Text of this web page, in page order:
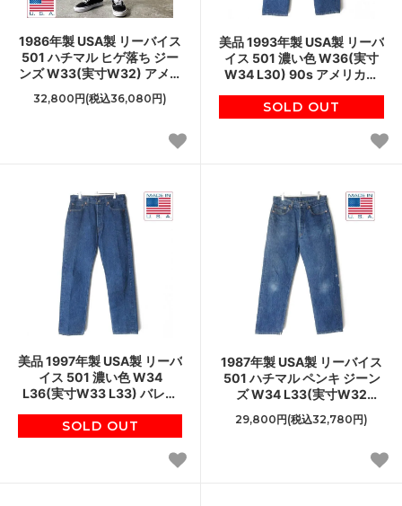
1986年製 USA製 リーバイス
501 ハチマル ヒゲ落ち ジー
ンズ W33(実寸W32) アメリ
カ製 80s ジーパン ビンテー
ジ D154
32,800円(税込36,080円)
美品 1993年製 USA製 リーバ
イス 501 濃い色 W36(実寸
W34 L30) 90s アメリカ製
D154
SOLD OUT
美品 1997年製 USA製 リーバ
イス 501 濃い色 W34
L36(実寸W33 L33) バレン
リカ製 ビンテージ D154
SOLD OUT
1987年製 USA製 リーバイス
501 ハチマル ペンキ ジーン
ズ W34 L33(実寸W32
L29.5) 濃い色 80s アメリカ
製 ビンテージ D154
29,800円(税込32,780円)